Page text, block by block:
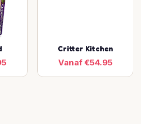
Critter Kitchen
Vanaf €54.95